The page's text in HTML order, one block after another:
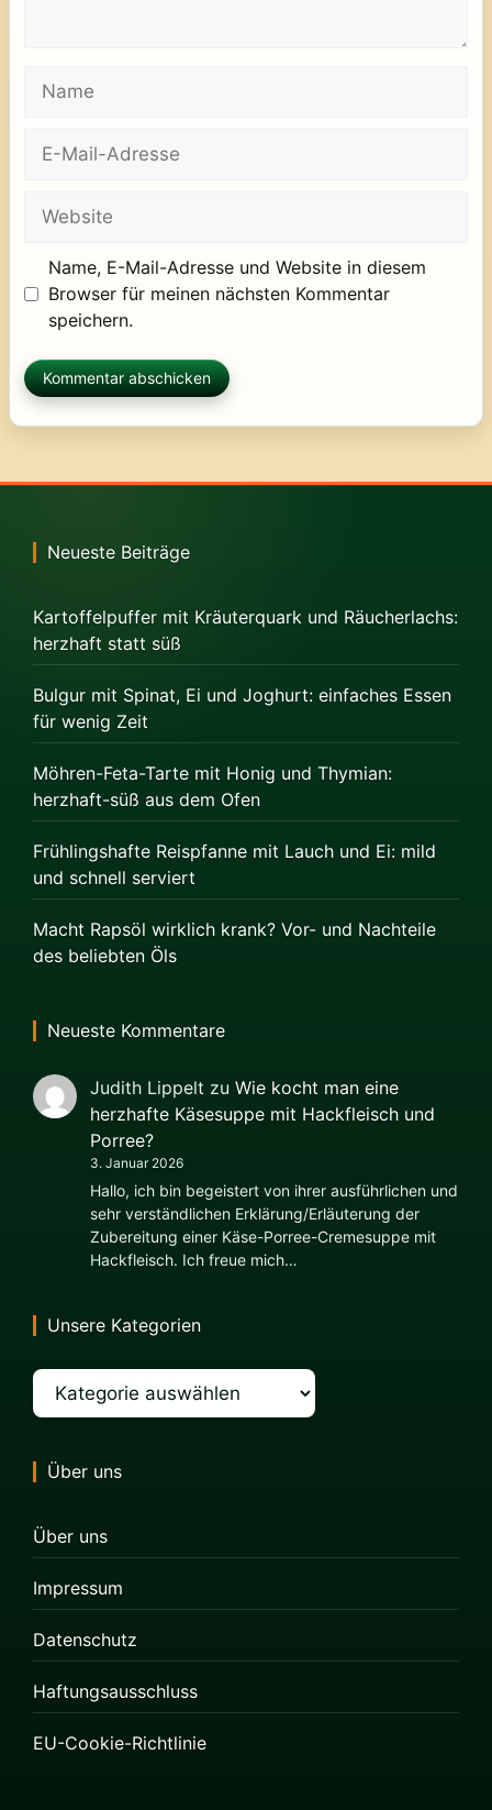
Name
Mail-
Website
Name, E-Mail-Adresse und Website in diesem
Browser für meinen nächsten Kommentar
speichern.
Neueste Beiträge
Kartoffelpuffer mit Kräuterquark und Räucherlachs:
herzhaft statt süß
Bulgur mit Spinat, Ei und Joghurt: einfaches Essen
für wenig Zeit
Möhren-Feta-Tarte mit Honig und Thymian:
herzhaft-süß aus dem Ofen
Frühlingshafte Reispfanne mit Lauch und Ei: mild
und schnell serviert
Macht Rapsöl wirklich krank? Vor- und Nachteile
des beliebten Öls
Neueste Kommentare
Judith Lippelt zu Wie kocht man eine
herzhafte Käsesuppe mit Hackfleisch und
Porree?
3. Januar 2026
Hallo, ich bin begeistert von ihrer ausführlichen und
sehr verständlichen Erklärung/Erläuterung der
Zubereitung einer Käse-Porree-Cremesuppe mit
Hackfleisch. Ich freue mich…
Unsere Kategorien
Kategorien
Über uns
Über uns
Impressum
Datenschutz
Haftungsausschluss
EU-Cookie-Richtlinie